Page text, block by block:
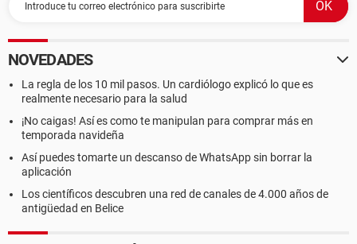
NOVEDADES
La regla de los 10 mil pasos. Un cardiólogo explicó lo que es
realmente necesario para la salud
¡No caigas! Así es como te manipulan para comprar más en
temporada navideña
Así puedes tomarte un descanso de WhatsApp sin borrar la
aplicación
Los científicos descubren una red de canales de 4.000 años de
antigüedad en Belice